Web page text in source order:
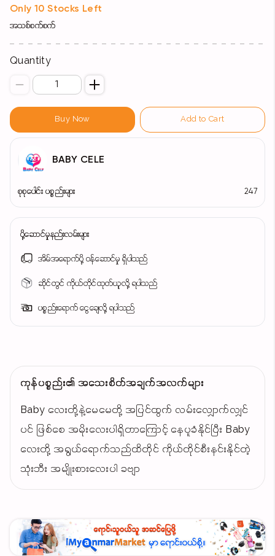
Only 10 Stocks Left
အသစ်စက်စက်
Quantity
Buy Now Add to Cart
BABY CELE
စုစုပေါင်း ပစ္စည်းများ 247
ပို့ဆောင်မှုနည်းလမ်းများ
အိမ်အရောက်ပို့ ဝန်ဆောင်မှု ရှိပါသည်
ဆိုင်တွင် ကိုယ်တိုင်ထုတ်ယူလို့ ရပါသည်
ပစ္စည်းရောက် ငွေချေလို့ ရပါသည်
ကုန်ပစ္စည်း၏ အသေးစိတ်အချက်အလက်များ
Baby လေးတို့နဲ့မေမေတို့ အပြင်ထွက် လမ်းလျှောက်လျှင်
ပင် ဖြစ်စေ အမိုးလေးပါရှိတာကြောင့် နေပူခံနိုင်ပြီး Baby
လေးတို့ အရွယ်ရောက်သည်ထိတိုင် ကိုယ်တိုင်စီးနင်းနိုင်တဲ့
သုံးဘီး အမျိုးစားလေးပါ ခဗျာ